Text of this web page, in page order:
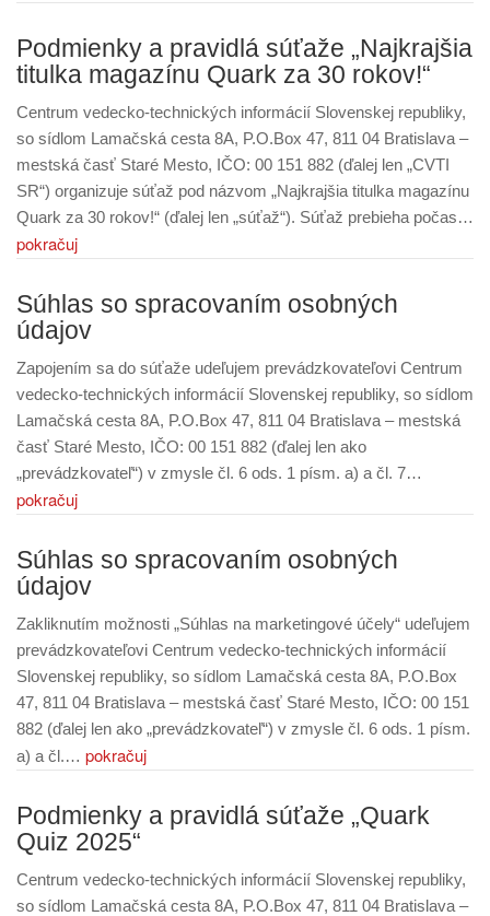
Podmienky a pravidlá súťaže „Najkrajšia
titulka magazínu Quark za 30 rokov!“
Centrum vedecko-technických informácií Slovenskej republiky,
so sídlom Lamačská cesta 8A, P.O.Box 47, 811 04 Bratislava –
mestská časť Staré Mesto, IČO: 00 151 882 (ďalej len „CVTI
SR“) organizuje súťaž pod názvom „Najkrajšia titulka magazínu
Quark za 30 rokov!“ (ďalej len „súťaž“). Súťaž prebieha počas…
pokračuj
Súhlas so spracovaním osobných
údajov
Zapojením sa do súťaže udeľujem prevádzkovateľovi Centrum
vedecko-technických informácií Slovenskej republiky, so sídlom
Lamačská cesta 8A, P.O.Box 47, 811 04 Bratislava – mestská
časť Staré Mesto, IČO: 00 151 882 (ďalej len ako
„prevádzkovateľ“) v zmysle čl. 6 ods. 1 písm. a) a čl. 7…
pokračuj
Súhlas so spracovaním osobných
údajov
Zakliknutím možnosti „Súhlas na marketingové účely“ udeľujem
prevádzkovateľovi Centrum vedecko-technických informácií
Slovenskej republiky, so sídlom Lamačská cesta 8A, P.O.Box
47, 811 04 Bratislava – mestská časť Staré Mesto, IČO: 00 151
882 (ďalej len ako „prevádzkovateľ“) v zmysle čl. 6 ods. 1 písm.
a) a čl.… pokračuj
Podmienky a pravidlá súťaže „Quark
Quiz 2025“
Centrum vedecko-technických informácií Slovenskej republiky,
so sídlom Lamačská cesta 8A, P.O.Box 47, 811 04 Bratislava –